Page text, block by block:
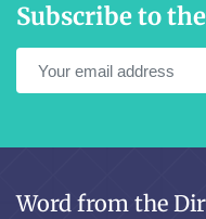
Subscribe to
Word from the